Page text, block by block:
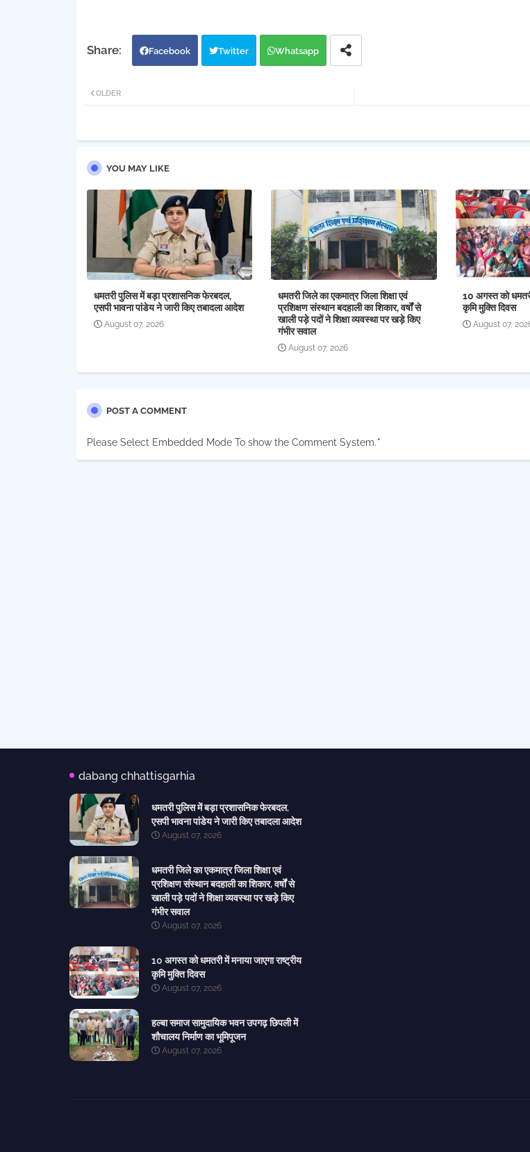
Facebook Twitter Whatsapp
OLDER
YOU MAY LIKE
धमतरी पुलिस में बड़ा प्रशासनिक फेरबदल,
एसपी भावना पांडेय ने जारी किए तबादला आदेश
August 07, 2026
धमतरी जिले का एकमात्र जिला शिक्षा एवं
प्रशिक्षण संस्थान बदहाली का शिकार, वर्षों से
खाली पड़े पदों ने शिक्षा व्यवस्था पर खड़े किए
गंभीर सवाल
August 07, 2026
10 अगस्त को धमतरी
कृमि मुक्ति दिवस
August 07,
POST A COMMENT
Please Select Embedded Mode To show the Comment System.*
dabang chhattisgarhia
धमतरी पुलिस में बड़ा प्रशासनिक फेरबदल,
एसपी भावना पांडेय ने जारी किए तबादला आदेश
August 07, 2026
धमतरी जिले का एकमात्र जिला शिक्षा एवं
प्रशिक्षण संस्थान बदहाली का शिकार, वर्षों से
खाली पड़े पदों ने शिक्षा व्यवस्था पर खड़े किए
गंभीर सवाल
August 07, 2026
10 अगस्त को धमतरी में मनाया जाएगा राष्ट्रीय
कृमि मुक्ति दिवस
August 07, 2026
हल्बा समाज सामुदायिक भवन उपगढ़ छिपली में
शौचालय निर्माण का भूमिपूजन
August 07, 2026